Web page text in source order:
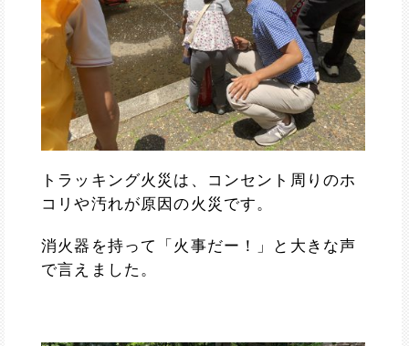
トラッキング火災は、コンセント周りのホ
コリや汚れが原因の火災です。
消火器を持って「火事だー！」と大きな声
で言えました。